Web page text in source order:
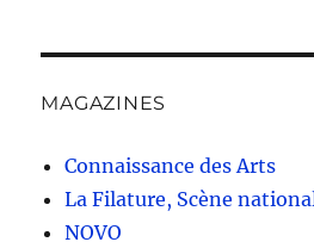
MAGAZINES
Connaissance des Arts
La Filature, Scène
NOVO